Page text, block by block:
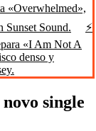
«Overwhelmed»,
Sunset Sound.
⚡
«I Am Not A
denso y
single